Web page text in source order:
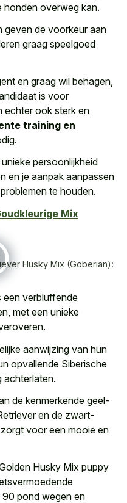
honden overweg kan.
geven de voorkeur aan
graag speelgoed
en graag wil behagen,
is voor
echter ook sterk en
training en
persoonlijkheid
en je aanpak aanpassen
te houden.
Mix
Husky Mix (Goberian):
een verbluffende
met eenunieke
aanwijzing van hun
opvallende Siberische
achterlaten.
de kenmerkende geel-
en de zwart-
voor een mooie en
Husky Mix puppy
90 pond wegen en